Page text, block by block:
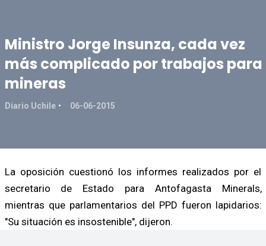
Ministro Jorge Insunza, cada vez
más complicado por trabajos para
mineras
Diario Uchile 06-06-2015
La oposición cuestionó los informes realizados por el
secretario de Estado para Antofagasta Minerals,
mientras que parlamentarios del PPD fueron lapidarios:
"Su situación es insostenible", dijeron.